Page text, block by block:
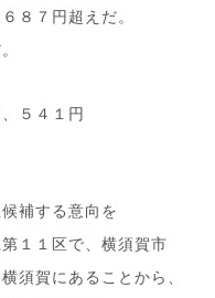
８７円超えだ。
５４１円
補する意向を
１１区で、横須賀市
須賀にあることから、